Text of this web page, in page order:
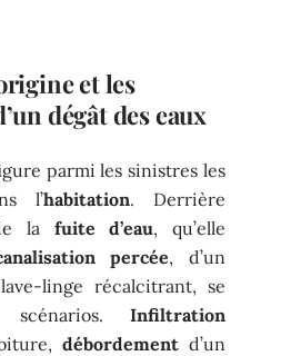
et les
dégât des eaux
parmi les sinistres les
l’habitation. Derrière
la fuite d’eau, qu’elle
percée, d’un
linge récalcitrant, se
scénarios. Infiltration
débordementd’un